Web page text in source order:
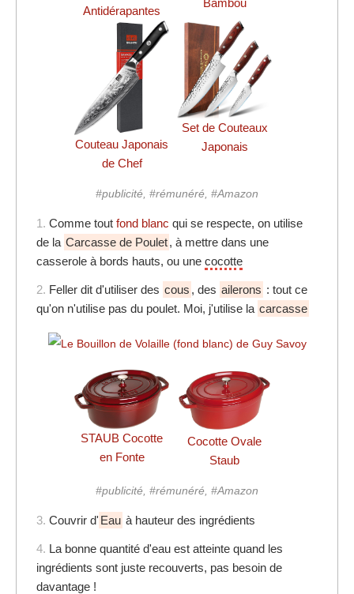
Antidérapantes
Couteau Japonais
de Chef
Set de Couteaux
Japonais
#publicité, #rémunéré, #Amazon
1. Comme tout fond blanc qui se respecte, on utilise
de la Carcasse de Poulet, à mettre dans une
casserole à bords hauts, ou une cocotte
2. Feller dit d'utiliser des cous , des ailerons : tout ce
qu'on n'utilise pas du poulet. Moi, j'utilise la carcasse
STAUB Cocotte
en Fonte
Cocotte Ovale
Staub
#publicité, #rémunéré, #Amazon
3. Couvrir d' Eau à hauteur des ingrédients
4. La bonne quantité d'eau est atteinte quand les
ingrédients sont juste recouverts, pas besoin de
davantage !